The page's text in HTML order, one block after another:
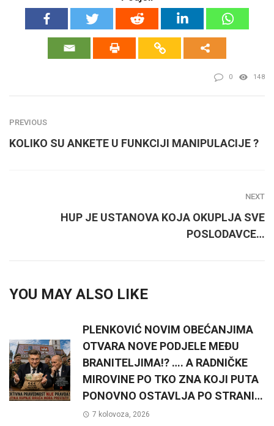
0 148
PREVIOUS
KOLIKO SU ANKETE U FUNKCIJI MANIPULACIJE ?
NEXT
HUP JE USTANOVA KOJA OKUPLJA SVE
POSLODAVCE…
YOU MAY ALSO LIKE
PLENKOVIĆ NOVIM OBEĆANJIMA
OTVARA NOVE PODJELE MEĐU
BRANITELJIMA!? …. A RADNIČKE
MIROVINE PO TKO ZNA KOJI PUTA
PONOVNO OSTAVLJA PO STRANI…
7 kolovoza, 2026